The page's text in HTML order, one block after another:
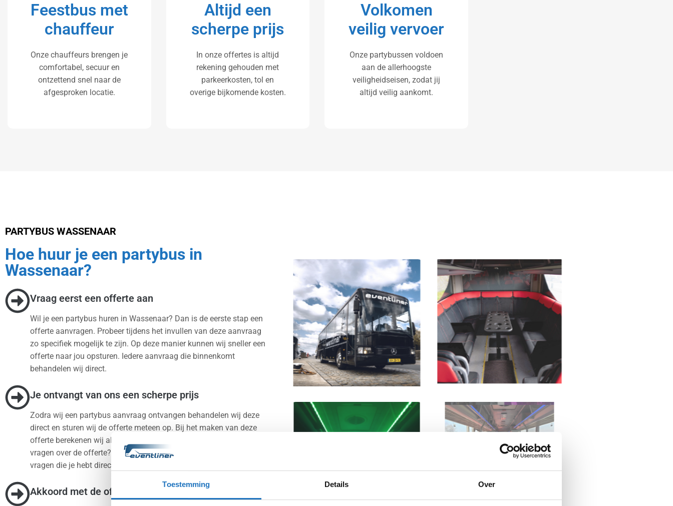
Toestemming Details Over
Feestbus met
chauffeur
Onze chauffeurs brengen je
comfortabel, secuur en
ontzettend snel naar de
afgesproken locatie.
Altijd een
scherpe prijs
In onze offertes is altijd
rekening gehouden met
parkeerkosten, tol en
overige bijkomende kosten.
Volkomen
veilig vervoer
Onze partybussen voldoen
aan de allerhoogste
veiligheidseisen, zodat jij
altijd veilig aankomt.
PARTYBUS WASSENAAR
Hoe huur je een partybus in
Wassenaar?
Vraag eerst een offerte aan
Wil je een partybus huren in Wassenaar? Dan is de eerste stap een
offerte aanvragen. Probeer tijdens het invullen van deze aanvraag
zo specifiek mogelijk te zijn. Op deze manier kunnen wij sneller een
offerte naar jou opsturen. Iedere aanvraag die binnenkomt
behandelen wij direct.
Je ontvangt van ons een scherpe prijs
Zodra wij een partybus aanvraag ontvangen behandelen wij deze
direct en sturen wij de offerte meteen op. Bij het maken van deze
offerte berekenen wij altijd de scherpste prijs voor jou. Heb je nog
vragen over de offerte? Neem dan contact op en wij zullen alle
vragen die je hebt direct beantwoorden.
Akkoord met de offerte? Wij doen de rest.